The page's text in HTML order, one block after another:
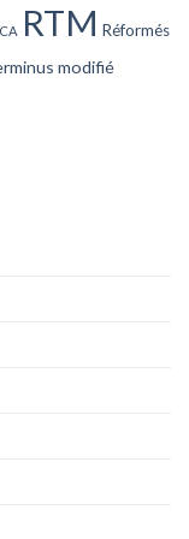
RTM Réformés
modifié